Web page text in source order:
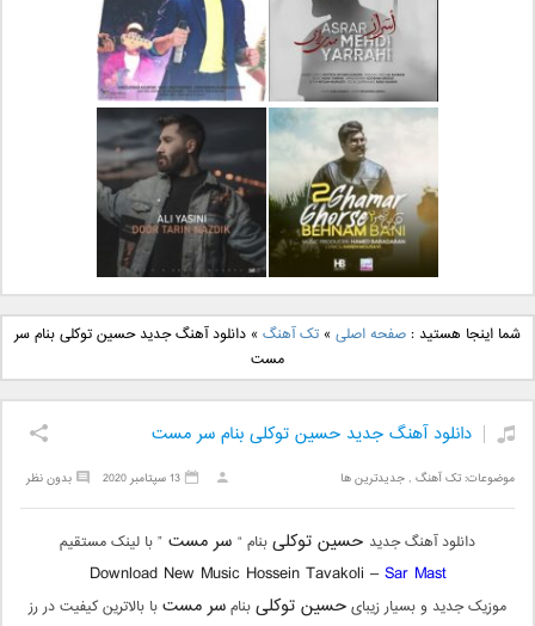
دانلود آهنگ جدید مهدی
یراحی بنام اسرار
دانلود آهنگ جدید فرزاد
فرزین بنام آتیش
دانلود آهنگ جدید بهنام
بانی بنام قرص قمر 2
دانلود آهنگ جدید علی
یاسینی بنام دورترین نزدیک
شما اینجا هستید :صفحه اصلی »تک آهنگ »دانلود آهنگ جدید حسین توکلی بنام سر
مست
دانلود آهنگ جدید حسین توکلی بنام سر مست
موضوعات:تک آهنگ ,جدیدترین ها بدون نظر 13 سپتامبر 2020
دانلود آهنگ جدید حسین توکلیبنام “ سر مست ” با لینک مستقیم
Download New Music Hossein Tavakoli –Sar Mast
موزیک جدید و بسیار زیبایحسین توکلیبنامسر مستبا بالاترین کیفیت در رز